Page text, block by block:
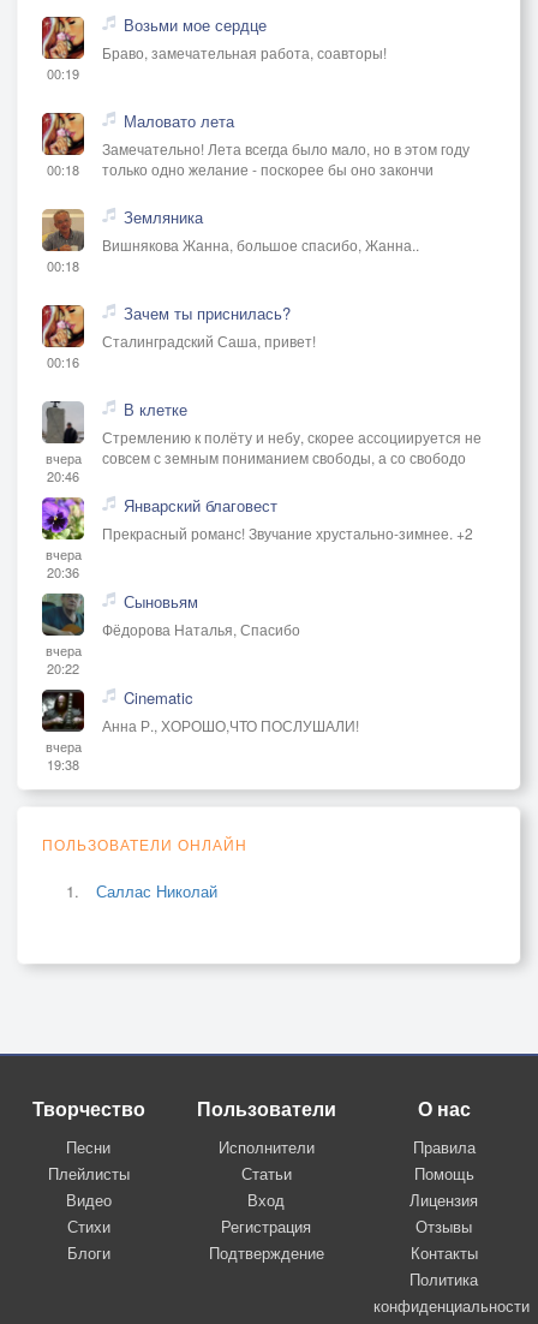
00:19
Возьми мое сердце
Браво, замечательная работа, соавторы!
00:18
Маловато лета
Замечательно! Лета всегда было мало, но в этом году
только одно желание - поскорее бы оно закончи
00:18
Земляника
Вишнякова Жанна, большое спасибо, Жанна..
00:16
Зачем ты приснилась?
Сталинградский Саша, привет!
вчера
20:46
В клетке
Стремлению к полёту и небу, скорее ассоциируется не
совсем с земным пониманием свободы, а со свободо
вчера
20:36
Январский благовест
Прекрасный романс! Звучание хрустально-зимнее. +2
вчера
20:22
Сыновьям
Фёдорова Наталья, Спасибо
вчера
19:38
Cinematic
Анна Р., ХОРОШО,ЧТО ПОСЛУШАЛИ!
ПОЛЬЗОВАТЕЛИ ОНЛАЙН
Саллас Николай
Творчество
Песни
Плейлисты
Видео
Стихи
Блоги
Пользователи
Исполнители
Статьи
Вход
Регистрация
Подтверждение
О нас
Правила
Помощь
Лицензия
Отзывы
Контакты
Политика
конфиденциальности